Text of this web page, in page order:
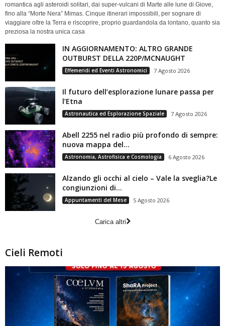
romantica agli asteroidi solitari, dai super-vulcani di Marte alle lune di Giove,
fino alla “Morte Nera” Mimas. Cinque itinerari impossibili, per sognare di
viaggiare oltre la Terra e riscoprire, proprio guardandola da lontano, quanto sia
preziosa la nostra unica casa
IN AGGIORNAMENTO: ALTRO GRANDE
OUTBURST DELLA 220P/MCNAUGHT
Effemeridi ed Eventi Astronomici 7 Agosto 2026
Il futuro dell’esplorazione lunare passa per
l’Etna
Astronautica ed Esplorazione Spaziale 7 Agosto 2026
Abell 2255 nel radio più profondo di sempre:
nuova mappa del...
Astronomia, Astrofisica e Cosmologia 6 Agosto 2026
Alzando gli occhi al cielo – Vale la sveglia?Le
congiunzioni di...
Appuntamenti del Mese 5 Agosto 2026
Carica altri
Cieli Remoti